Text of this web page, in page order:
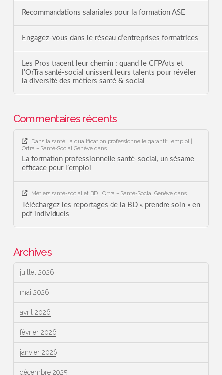
Recommandations salariales pour la formation ASE
Engagez-vous dans le réseau d’entreprises formatrices
Les Pros tracent leur chemin : quand le CFPArts et
l’OrTra santé-social unissent leurs talents pour révéler
la diversité des métiers santé & social
Commentaires récents
Dans la santé, la qualification professionnelle garantit l’emploi |
Ortra – Santé-Social Genèvedans
La formation professionnelle santé-social, un sésame
efficace pour l’emploi
Métiers santé-social et BD | Ortra – Santé-Social Genèvedans
Téléchargez les reportages de la BD « prendre soin » en
pdf individuels
Archives
juillet 2026
mai 2026
avril 2026
février 2026
janvier 2026
décembre 2025